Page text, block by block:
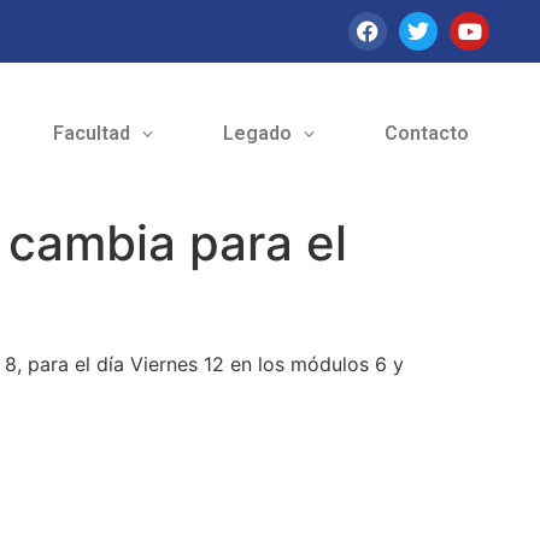
Facultad Legado Contacto
para el
para el día Viernes 12 en los módulos 6 y